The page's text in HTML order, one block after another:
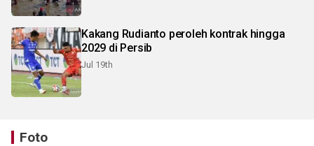
Kakang Rudianto peroleh kontrak hingga
2029 di Persib
Jul 19th
Foto